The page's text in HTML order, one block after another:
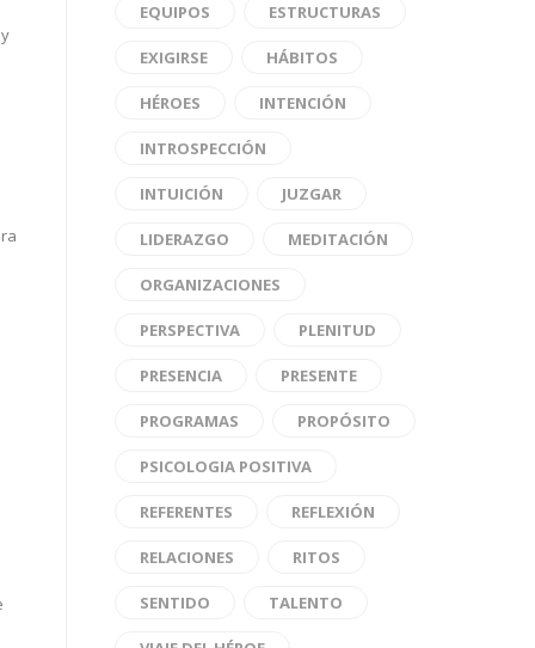
EQUIPOS ESTRUCTURAS
EXIGIRSE HÁBITOS
HÉROES INTENCIÓN
INTROSPECCIÓN
INTUICIÓN JUZGAR
LIDERAZGO MEDITACIÓN
ORGANIZACIONES
PERSPECTIVA PLENITUD
PRESENCIA PRESENTE
PROGRAMAS PROPÓSITO
PSICOLOGIA POSITIVA
REFERENTES REFLEXIÓN
RELACIONES RITOS
SENTIDO TALENTO